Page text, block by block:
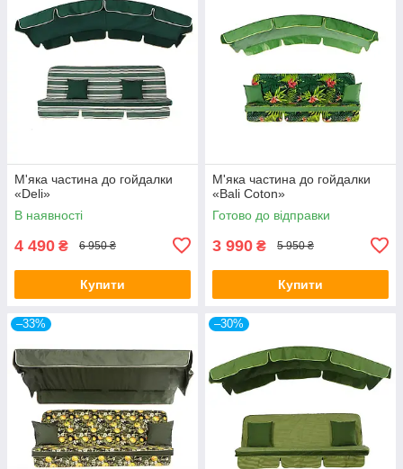
М'яка частина до гойдалки
«Deli»
В наявності
4 490 ₴ 6 950 ₴
Купити
М'яка частина до гойдалки
«Bali Coton»
Готово до відправки
3 990 ₴ 5 950 ₴
Купити
–33% –30%